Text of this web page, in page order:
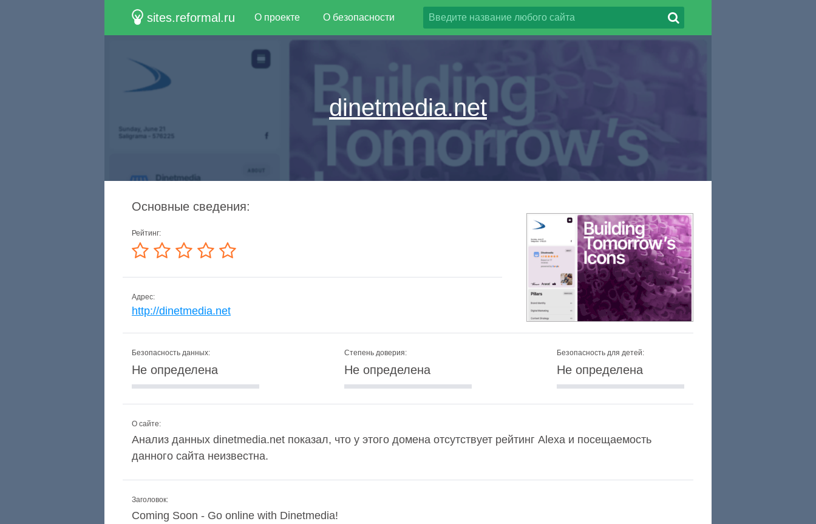
sites.reformal.ru О проекте О безопасности
dinetmedia.net
Основные сведения:
Рейтинг:
Адрес:
http://dinetmedia.net
Безопасность данных:
Не определена
Степень доверия:
Не определена
Безопасность для детей:
Не определена
О сайте:
Анализ данных dinetmedia.net показал, что у этого домена отсутствует рейтинг Alexa и посещаемость
данного сайта неизвестна.
Заголовок:
Coming Soon - Go online with Dinetmedia!